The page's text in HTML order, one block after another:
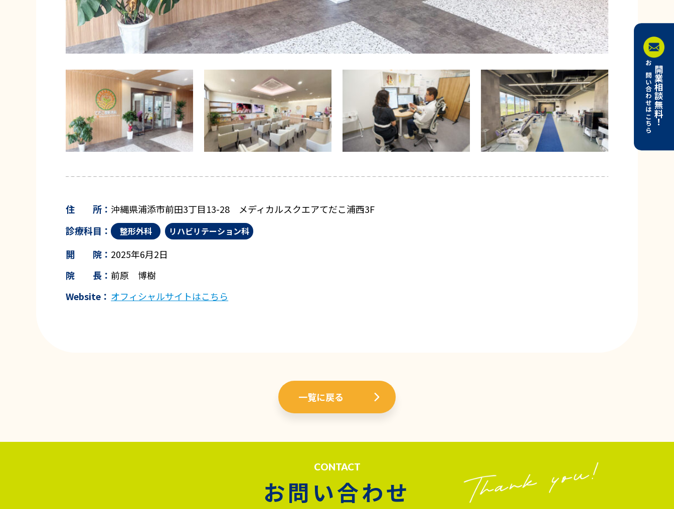
住 所： 沖縄県浦添市前田3丁目13-28 メディカルスクエアてだこ浦西3F
診療科目：
整形外科 リハビリテーション科
開 院： 2025年6月2日
院 長： 前原 博樹
Website： オフィシャルサイトはこちら
一覧に戻る
CONTACT
お問い合わせ
開業相談無料！
お問い合わせはこちら